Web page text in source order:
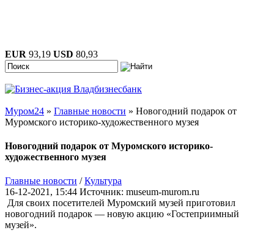
EUR 93,19 USD 80,93
Муром24 » Главные новости » Новогодний подарок от
Муромского историко-художественного музея
Новогодний подарок от Муромского историко-
художественного музея
Главные новости /Культура
16-12-2021, 15:44 Источник: museum-murom.ru
Для своих посетителей Муромский музей приготовил
новогодний подарок — новую акцию «Гостеприимный
музей».